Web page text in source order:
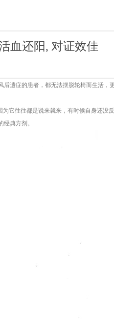
血还阳, 对证效佳
遗症的患者，都无法摆脱轮椅而生活，
它往往都是说来就来，有时候自身还没
典方剂。